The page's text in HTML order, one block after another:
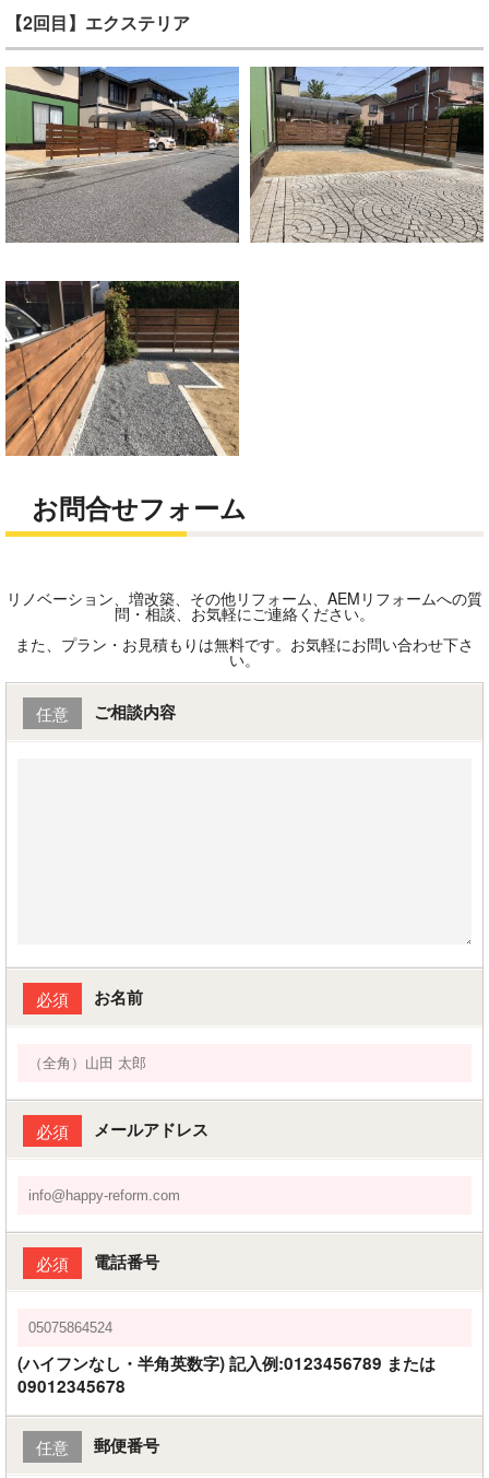
【2回目】エクステリア
お問合せフォーム
リノベーション、増改築、その他リフォーム、AEMリフォームへの質
問・相談、お気軽にご連絡ください。
また、プラン・お見積もりは無料です。お気軽にお問い合わせ下さ
い。
任意 ご相談内容
必須 お名前
必須 メールアドレス
必須 電話番号
(ハイフンなし・半角英数字) 記入例:0123456789 または
09012345678
任意 郵便番号